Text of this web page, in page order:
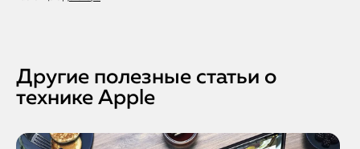
Другие полезные статьи о
технике Apple